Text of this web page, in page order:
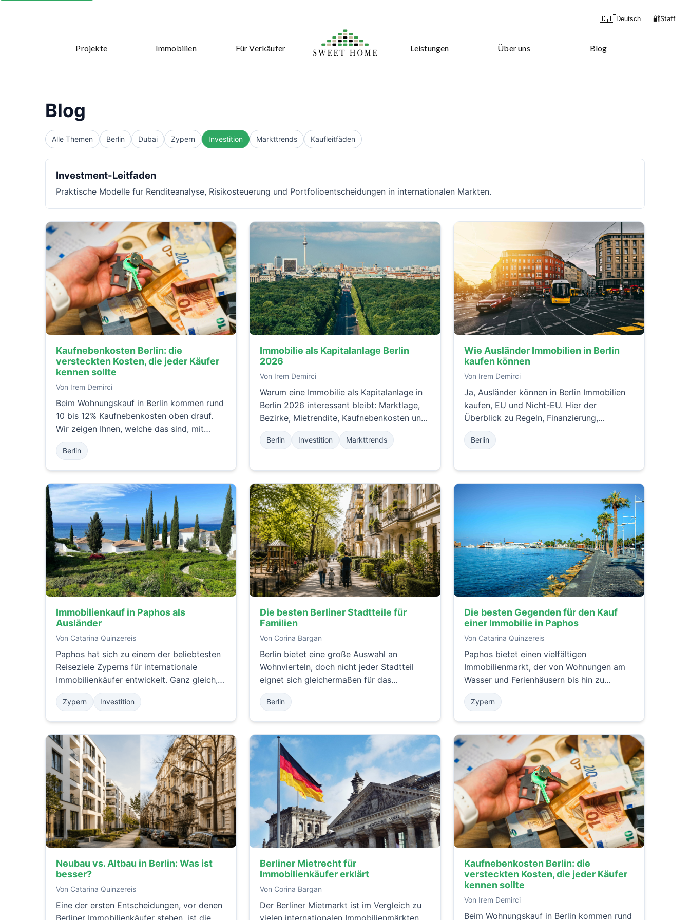
Projekte Immobilien Für Verkäufer Leistungen Über uns Blog
🇩🇪Deutsch 🔐Staff
Blog
Alle Themen Berlin Dubai Zypern Investition Markttrends Kaufleitfäden
Investment-Leitfaden
Praktische Modelle fur Renditeanalyse, Risikosteuerung und Portfolioentscheidungen in internationalen Markten.
Kaufnebenkosten Berlin: die
versteckten Kosten, die jeder Käufer
kennen sollte
Von Irem Demirci
Beim Wohnungskauf in Berlin kommen rund
10 bis 12% Kaufnebenkosten oben drauf.
Wir zeigen Ihnen, welche das sind, mit
Beispielrechnung, damit Sie von Anfang an
klar planen und keine Überraschung
Berlin
Immobilie als Kapitalanlage Berlin
2026
Von Irem Demirci
Warum eine Immobilie als Kapitalanlage in
Berlin 2026 interessant bleibt: Marktlage,
Bezirke, Mietrendite, Kaufnebenkosten und
ein praktischer Rahmen für internationale
Investoren.
Berlin Investition Markttrends
Wie Ausländer Immobilien in Berlin
kaufen können
Von Irem Demirci
Ja, Ausländer können in Berlin Immobilien
kaufen, EU und Nicht-EU. Hier der
Überblick zu Regeln, Finanzierung,
Notarablauf, Kaufnebenkosten und
typischen Fehlern.
Berlin
Immobilienkauf in Paphos als
Ausländer
Von Catarina Quinzereis
Paphos hat sich zu einem der beliebtesten
Reiseziele Zyperns für internationale
Immobilienkäufer entwickelt. Ganz gleich,
ob Sie auf der Suche nach einer
Ferienimmobilie, einer Immobilie zum
unerlässlich, den Kaufprozess zu verstehen,
bevor Sie eine Kaufentscheidung treffen.
Zypern Investition
Die besten Berliner Stadtteile für
Familien
Von Corina Bargan
Berlin bietet eine große Auswahl an
Wohnvierteln, doch nicht jeder Stadtteil
eignet sich gleichermaßen für das
Familienleben. Von hervorragenden Schulen
und Parks bis hin zu einer guten
einige der besten Berliner Stadtteile für
Familien vor.
Berlin
Die besten Gegenden für den Kauf
einer Immobilie in Paphos
Von Catarina Quinzereis
Paphos bietet einen vielfältigen
Immobilienmarkt, der von Wohnungen am
Wasser und Ferienhäusern bis hin zu
Familienvillen und Anlageobjekten reicht.
Dieser Leitfaden stellt die beliebtesten
Standorte am besten eignen.
Zypern
Neubau vs. Altbau in Berlin: Was ist
besser?
Von Catarina Quinzereis
Eine der ersten Entscheidungen, vor denen
Berliner Immobilienkäufer stehen, ist die
Berliner Mietrecht für
Immobilienkäufer erklärt
Von Corina Bargan
Der Berliner Mietmarkt ist im Vergleich zu
vielen internationalen Immobilienmärkten
Kaufnebenkosten Berlin: die
versteckten Kosten, die jeder Käufer
kennen sollte
Von Irem Demirci
Beim Wohnungskauf in Berlin kommen rund